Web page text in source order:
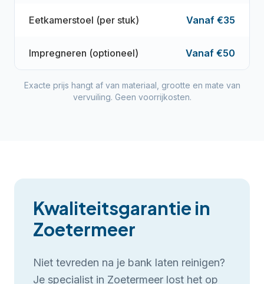
Eetkamerstoel (per stuk) Vanaf €35
Impregneren (optioneel) Vanaf €50
Exacte prijs hangt af van materiaal, grootte en mate van
vervuiling. Geen voorrijkosten.
Kwaliteitsgarantie in
Zoetermeer
Niet tevreden na je bank laten reinigen?
Je specialist in Zoetermeer lost het op